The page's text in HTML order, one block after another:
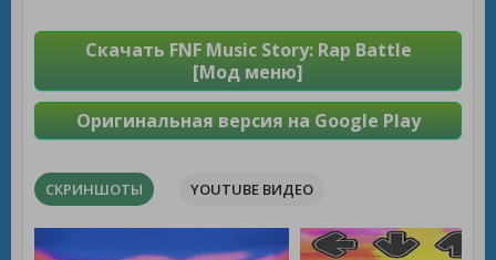
Скачать FNF Music Story: Rap Battle
[Мод меню]
Оригинальная версия на Google Play
СКРИНШОТЫ YOUTUBE ВИДЕО